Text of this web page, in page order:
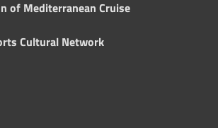
of Mediterranean Cruise
Cultural Network